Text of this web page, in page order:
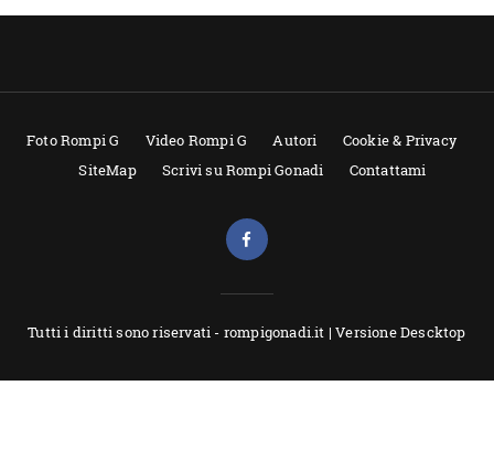
Foto Rompi G Video Rompi G Autori
Cookie & Privacy
SiteMap
Scrivi su Rompi Gonadi Contattami
Tutti i diritti sono riservati - rompigonadi.it |Versione Descktop